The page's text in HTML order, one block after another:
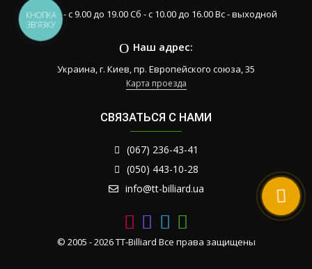
Пн-Пт - с 9.00 до 19.00 Сб - с 10.00 до 16.00 Вс - выходной
Наш адрес:
Украина, г. Киев, пр. Европейского союза, 35
Карта проезда
СВЯЗАТЬСЯ С НАМИ
(067) 236-43-41
(050) 443-10-28
info@tt-billiard.ua
© 2005 - 2026 TT-Billiard Все права защищены
КНОПКА
ЗВ'ЯЗКУ